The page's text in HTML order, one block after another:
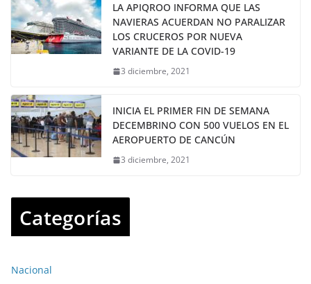
LA APIQROO INFORMA QUE LAS
NAVIERAS ACUERDAN NO PARALIZAR
LOS CRUCEROS POR NUEVA
VARIANTE DE LA COVID-19
3 diciembre, 2021
INICIA EL PRIMER FIN DE SEMANA
DECEMBRINO CON 500 VUELOS EN EL
AEROPUERTO DE CANCÚN
3 diciembre, 2021
Categorías
Nacional